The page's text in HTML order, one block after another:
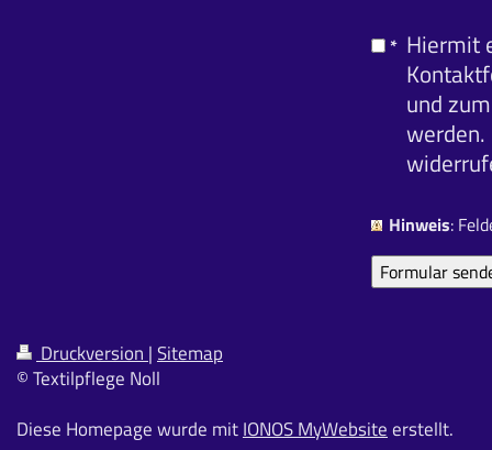
* Hiermit
und
Hinweis :
Druckversion |Sitemap
© Textilpflege Noll
Diese Homepage wurde mitIONOS MyWebsiteerstellt.